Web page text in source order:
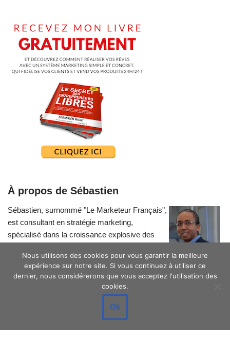
À propos de Sébastien
Sébastien, surnommé "Le Marketeur Français",
est consultant en stratégie marketing,
spécialisé dans la croissance explosive des
Nous utilisons des cookies pour vous garantir la meilleure
expérience sur notre site. Si vous continuez à utiliser ce
dernier, nous considérerons que vous acceptez l'utilisation des
cookies.
Ok